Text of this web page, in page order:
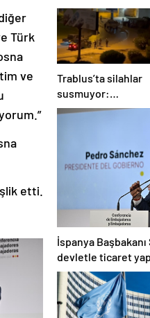
Türk
ve
etti.
Trablus’ta silahlar
susmuyor:
Çatışmalar
İspanya Başbakanı
devletle ticaret